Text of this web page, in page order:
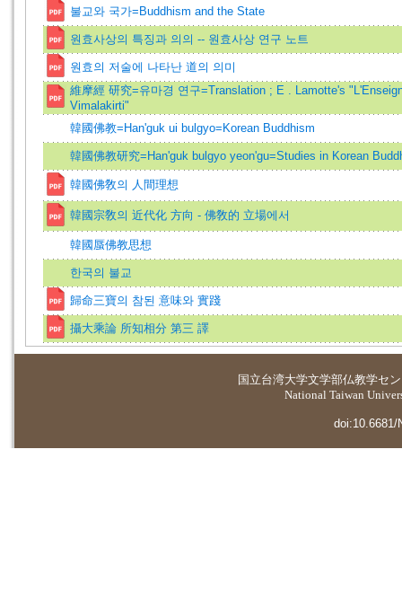
불교와 국가=Buddhism and the State
원효사상의 특징과 의의 -- 원효사상 연구 노트
원효의 저술에 나타난 道의 의미
維摩經 研究=유마경 연구=Translation ; E . Lamotte's
Vimalakirti"
韓國佛教=Han'guk ui bulgyo=Korean Buddhism
韓國佛教研究=Han'guk bulgyo yeon'gu=Studies in Korean
韓國佛敎의 人間理想
韓國宗敎의 近代化 方向 - 佛敎的 立場에서
韓國蜃佛教思想
한국의 불교
歸命三寶의 참된 意味와 實踐
攝大乘論 所知相分 第三 譯
国立台湾大学文学部仏教学セ
National Taiwan
doi:10.6681/